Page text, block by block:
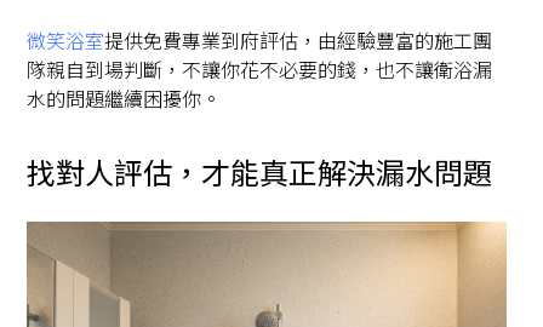
微笑浴室提供免費專業到府評估，由經驗豐富的施工團
隊親自到場判斷，不讓你花不必要的錢，也不讓衛浴漏
水的問題繼續困擾你。
找對人評估，才能真正解決漏水問題